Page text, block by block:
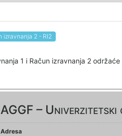
izravnanja 2 - RI2
1 i Račun izravnanja 2
AGGF – Univerzitetski
Adresa